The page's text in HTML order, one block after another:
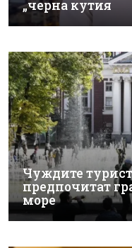
„черна кутия
Чуждите
предпочитат
море